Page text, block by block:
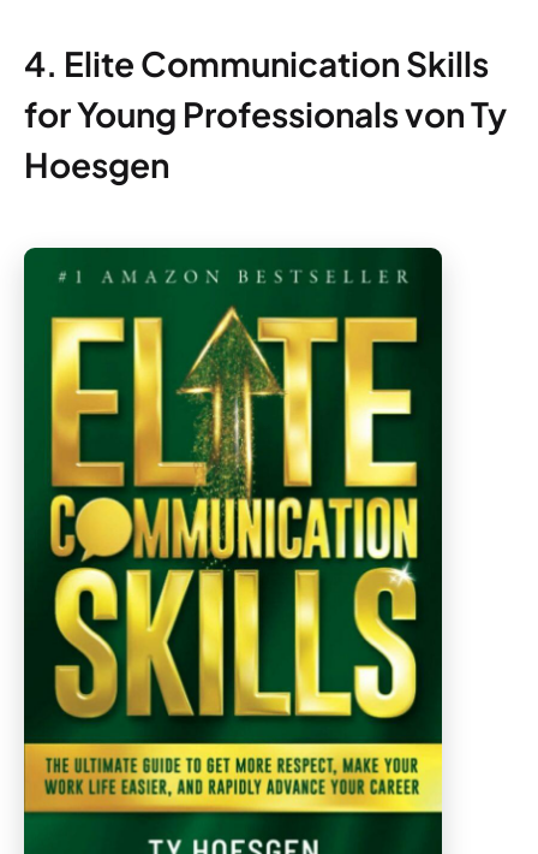
4. Elite Communication Skills
for Young Professionals von Ty
Hoesgen